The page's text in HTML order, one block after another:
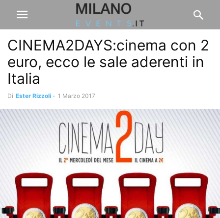
CINEMA2DAYS:cinema con 2
euro, ecco le sale aderenti in
Italia
Di Ester Rizzoli - 1 Marzo 2017